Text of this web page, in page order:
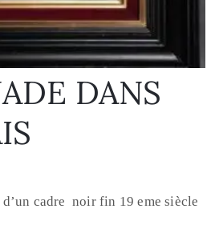
DANS
d’un cadre noir fin 19 eme siècle